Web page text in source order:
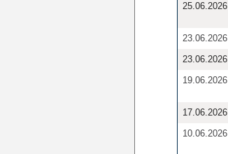
25.06.2026
23.06.2026
23.06.2026
19.06.2026
17.06.2026
10.06.2026